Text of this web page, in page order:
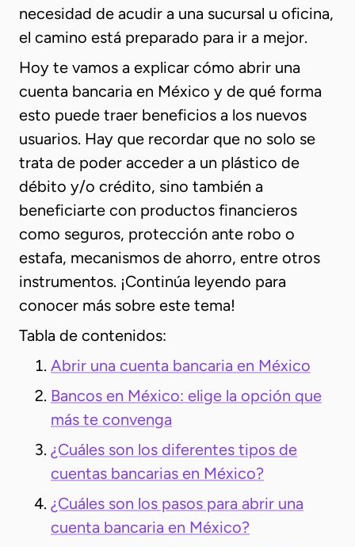
necesidad de acudir a una sucursal u oficina,
el camino está preparado para ir a mejor.
Hoy te vamos a explicar cómo abrir una
cuenta bancaria en México y de qué forma
esto puede traer beneficios a los nuevos
usuarios. Hay que recordar que no solo se
trata de poder acceder a un plástico de
débito y/o crédito, sino también a
beneficiarte con productos financieros
como seguros, protección ante robo o
estafa, mecanismos de ahorro, entre otros
instrumentos. ¡Continúa leyendo para
conocer más sobre este tema!
Tabla de contenidos:
Abrir una cuenta bancaria en México
Bancos en México: elige la opción que
más te convenga
¿Cuáles son los diferentes tipos de
cuentas bancarias en México?
¿Cuáles son los pasos para abrir una
cuenta bancaria en México?